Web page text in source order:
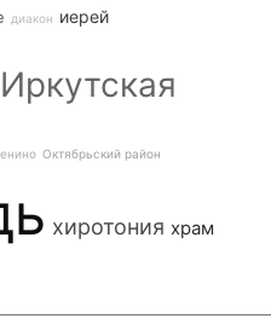
диакон иерей
Иркутская
Октябрьский район
хиротония храм